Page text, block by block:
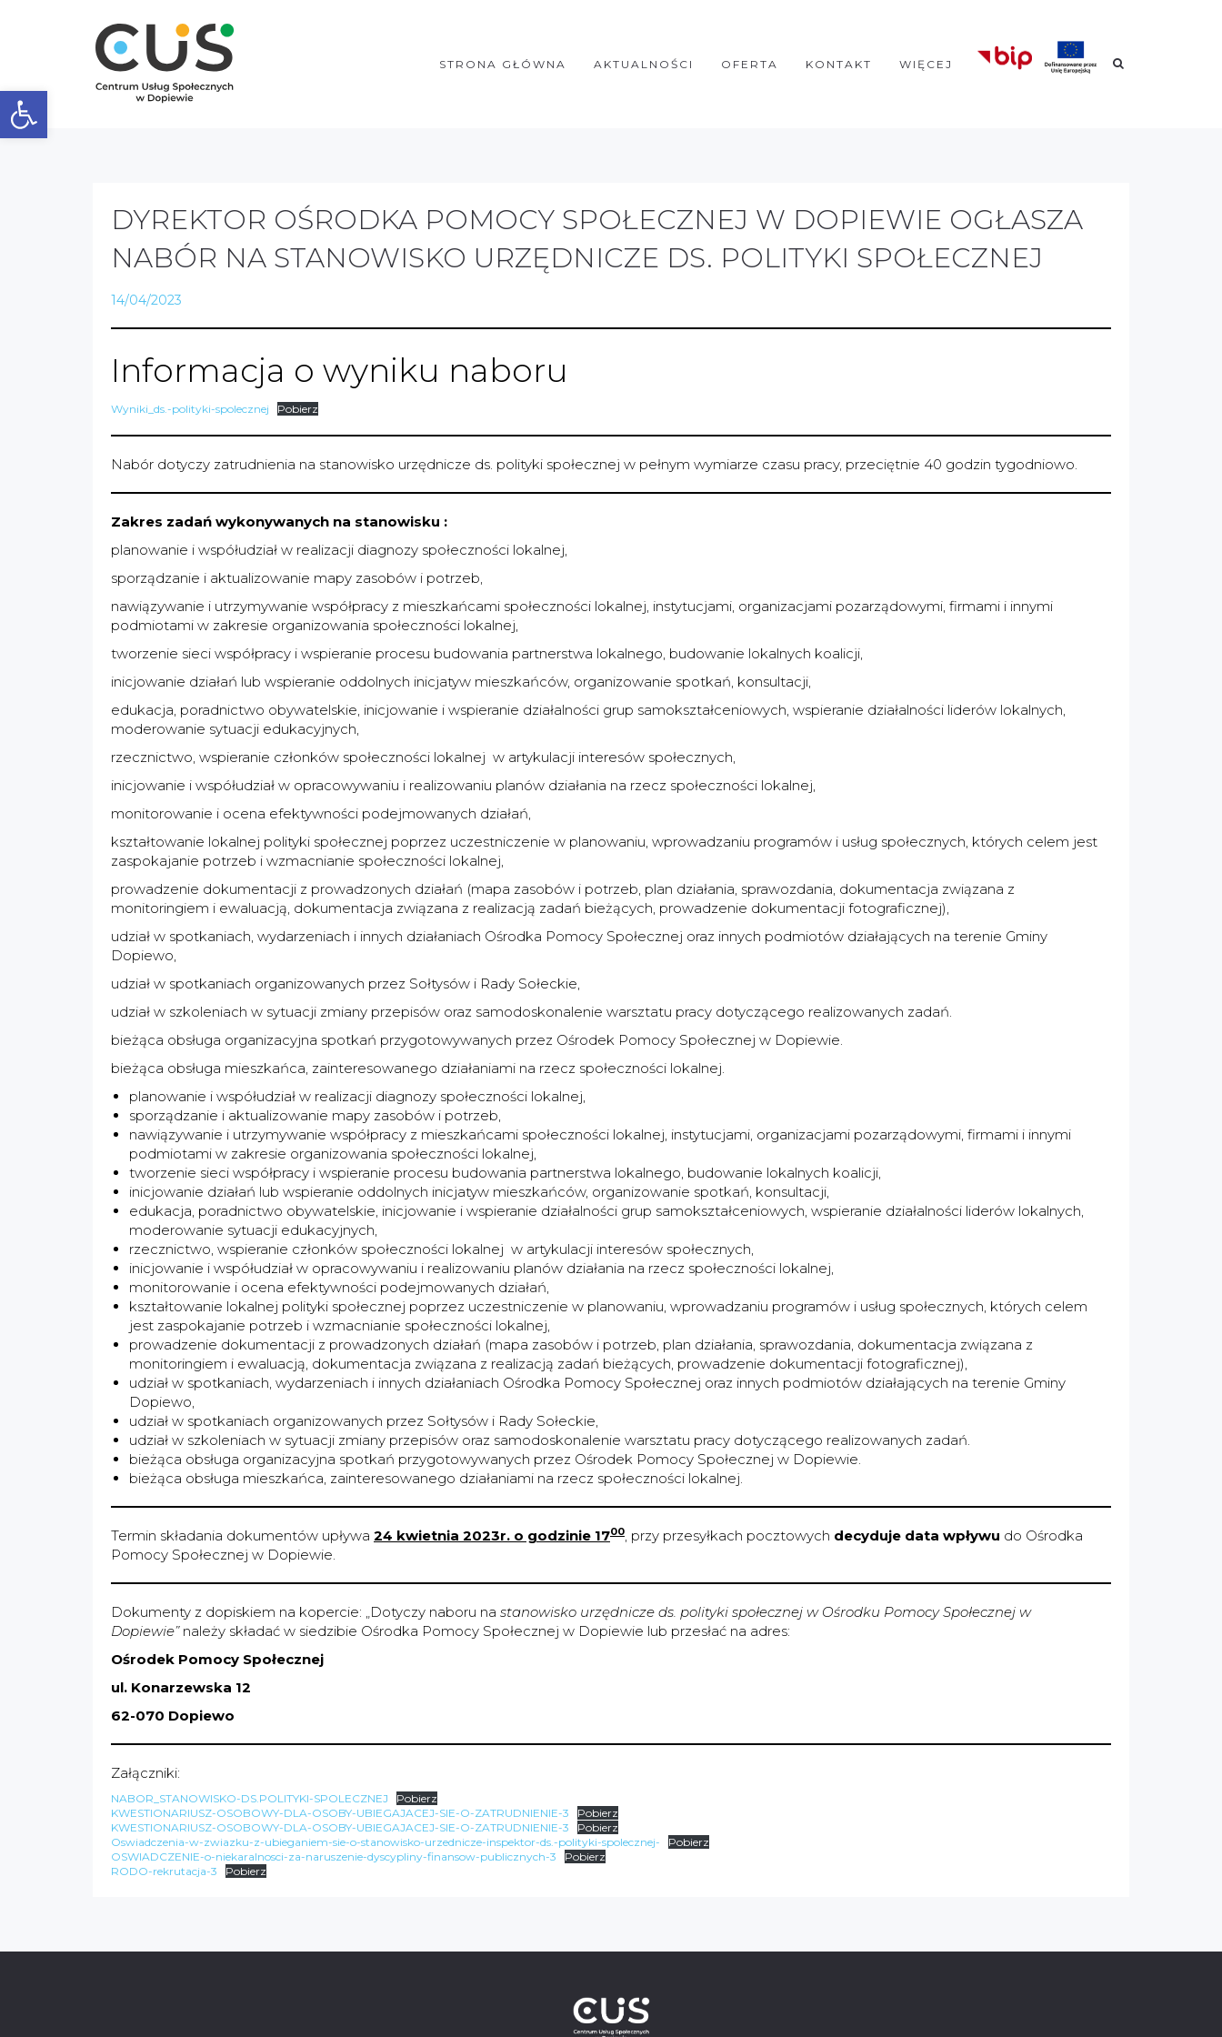
Otwórz pasek narzędzi
STRONA GŁÓWNA AKTUALNOŚCI OFERTA KONTAKT WIĘCEJ
DYREKTOR OŚRODKA POMOCY SPOŁECZNEJ W DOPIEWIE OGŁASZA
NABÓR NA STANOWISKO URZĘDNICZE DS. POLITYKI SPOŁECZNEJ
14/04/2023
Informacja o wyniku naboru
Wyniki_ds.-polityki-spolecznej Pobierz
Nabór dotyczy zatrudnienia na stanowisko urzędnicze ds. polityki społecznej w pełnym wymiarze czasu pracy, przeciętnie 40 godzin tygodniowo.
Zakres zadań wykonywanych na stanowisku :
planowanie i współudział w realizacji diagnozy społeczności lokalnej,
sporządzanie i aktualizowanie mapy zasobów i potrzeb,
nawiązywanie i utrzymywanie współpracy z mieszkańcami społeczności lokalnej, instytucjami, organizacjami pozarządowymi, firmami i innymi
podmiotami w zakresie organizowania społeczności lokalnej,
tworzenie sieci współpracy i wspieranie procesu budowania partnerstwa lokalnego, budowanie lokalnych koalicji,
inicjowanie działań lub wspieranie oddolnych inicjatyw mieszkańców, organizowanie spotkań, konsultacji,
edukacja, poradnictwo obywatelskie, inicjowanie i wspieranie działalności grup samokształceniowych, wspieranie działalności liderów lokalnych,
moderowanie sytuacji edukacyjnych,
rzecznictwo, wspieranie członków społeczności lokalnej w artykulacji interesów społecznych,
inicjowanie i współudział w opracowywaniu i realizowaniu planów działania na rzecz społeczności lokalnej,
monitorowanie i ocena efektywności podejmowanych działań,
kształtowanie lokalnej polityki społecznej poprzez uczestniczenie w planowaniu, wprowadzaniu programów i usług społecznych, których celem jest
zaspokajanie potrzeb i wzmacnianie społeczności lokalnej,
prowadzenie dokumentacji z prowadzonych działań (mapa zasobów i potrzeb, plan działania, sprawozdania, dokumentacja związana z
monitoringiem i ewaluacją, dokumentacja związana z realizacją zadań bieżących, prowadzenie dokumentacji fotograficznej),
udział w spotkaniach, wydarzeniach i innych działaniach Ośrodka Pomocy Społecznej oraz innych podmiotów działających na terenie Gminy
Dopiewo,
udział w spotkaniach organizowanych przez Sołtysów i Rady Sołeckie,
udział w szkoleniach w sytuacji zmiany przepisów oraz samodoskonalenie warsztatu pracy dotyczącego realizowanych zadań.
bieżąca obsługa organizacyjna spotkań przygotowywanych przez Ośrodek Pomocy Społecznej w Dopiewie.
bieżąca obsługa mieszkańca, zainteresowanego działaniami na rzecz społeczności lokalnej.
planowanie i współudział w realizacji diagnozy społeczności lokalnej,
sporządzanie i aktualizowanie mapy zasobów i potrzeb,
nawiązywanie i utrzymywanie współpracy z mieszkańcami społeczności lokalnej, instytucjami, organizacjami pozarządowymi, firmami i innymi
podmiotami w zakresie organizowania społeczności lokalnej,
tworzenie sieci współpracy i wspieranie procesu budowania partnerstwa lokalnego, budowanie lokalnych koalicji,
inicjowanie działań lub wspieranie oddolnych inicjatyw mieszkańców, organizowanie spotkań, konsultacji,
edukacja, poradnictwo obywatelskie, inicjowanie i wspieranie działalności grup samokształceniowych, wspieranie działalności liderów lokalnych,
moderowanie sytuacji edukacyjnych,
rzecznictwo, wspieranie członków społeczności lokalnej w artykulacji interesów społecznych,
inicjowanie i współudział w opracowywaniu i realizowaniu planów działania na rzecz społeczności lokalnej,
monitorowanie i ocena efektywności podejmowanych działań,
kształtowanie lokalnej polityki społecznej poprzez uczestniczenie w planowaniu, wprowadzaniu programów i usług społecznych, których celem
jest zaspokajanie potrzeb i wzmacnianie społeczności lokalnej,
prowadzenie dokumentacji z prowadzonych działań (mapa zasobów i potrzeb, plan działania, sprawozdania, dokumentacja związana z
monitoringiem i ewaluacją, dokumentacja związana z realizacją zadań bieżących, prowadzenie dokumentacji fotograficznej),
udział w spotkaniach, wydarzeniach i innych działaniach Ośrodka Pomocy Społecznej oraz innych podmiotów działających na terenie Gminy
Dopiewo,
udział w spotkaniach organizowanych przez Sołtysów i Rady Sołeckie,
udział w szkoleniach w sytuacji zmiany przepisów oraz samodoskonalenie warsztatu pracy dotyczącego realizowanych zadań.
bieżąca obsługa organizacyjna spotkań przygotowywanych przez Ośrodek Pomocy Społecznej w Dopiewie.
bieżąca obsługa mieszkańca, zainteresowanego działaniami na rzecz społeczności lokalnej.
Termin składania dokumentów upływa 24 kwietnia 2023r. o godzinie 1700, przy przesyłkach pocztowych decyduje data wpływu do Ośrodka
Pomocy Społecznej w Dopiewie.
Dokumenty z dopiskiem na kopercie: „Dotyczy naboru na stanowisko urzędnicze ds. polityki społecznej w Ośrodku Pomocy Społecznej w
Dopiewie” należy składać w siedzibie Ośrodka Pomocy Społecznej w Dopiewie lub przesłać na adres:
Ośrodek Pomocy Społecznej
ul. Konarzewska 12
62-070 Dopiewo
Załączniki:
NABOR_STANOWISKO-DS.POLITYKI-SPOLECZNEJ
Pobierz
KWESTIONARIUSZ-OSOBOWY-DLA-OSOBY-UBIEGAJACEJ-SIE-O-ZATRUDNIENIE-3
Pobierz
KWESTIONARIUSZ-OSOBOWY-DLA-OSOBY-UBIEGAJACEJ-SIE-O-ZATRUDNIENIE-3
Pobierz
Oswiadczenia-w-zwiazku-z-ubieganiem-sie-o-stanowisko-urzednicze-inspektor-ds.-polityki-spolecznej-
Pobierz
OSWIADCZENIE-o-niekaralnosci-za-naruszenie-dyscypliny-finansow-publicznych-3
Pobierz
RODO-rekrutacja-3
Pobierz